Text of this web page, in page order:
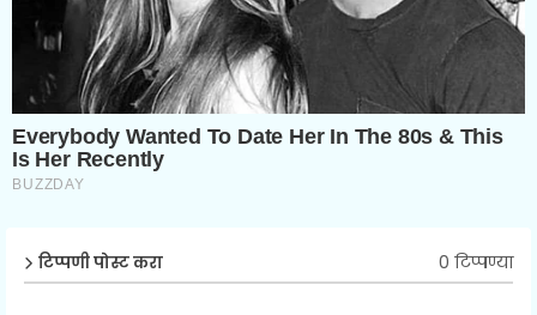
टिप्पणी पोस्ट करा 0 टिप्पण्या